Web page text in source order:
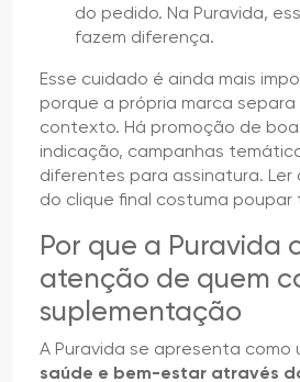
do pedido. Na Puravida,
fazem diferença.
Esse cuidado é ainda mais
porque a própria marca
contexto. Há promoção de
indicação, campanhas
diferentes para assinatura.
do clique final costuma poupar
Por que a Puravida
atenção de quem
suplementação
A Puravida se apresenta como
saúde e bem-estar através